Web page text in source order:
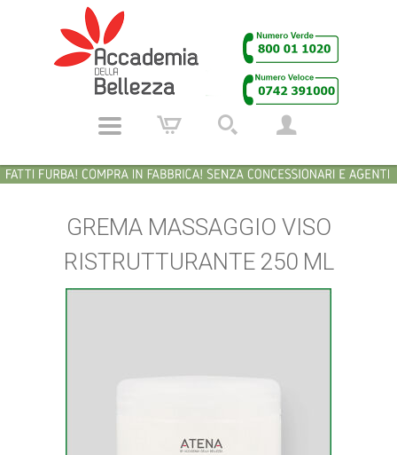
GREMA MASSAGGIO VISO
RISTRUTTURANTE 250 ML